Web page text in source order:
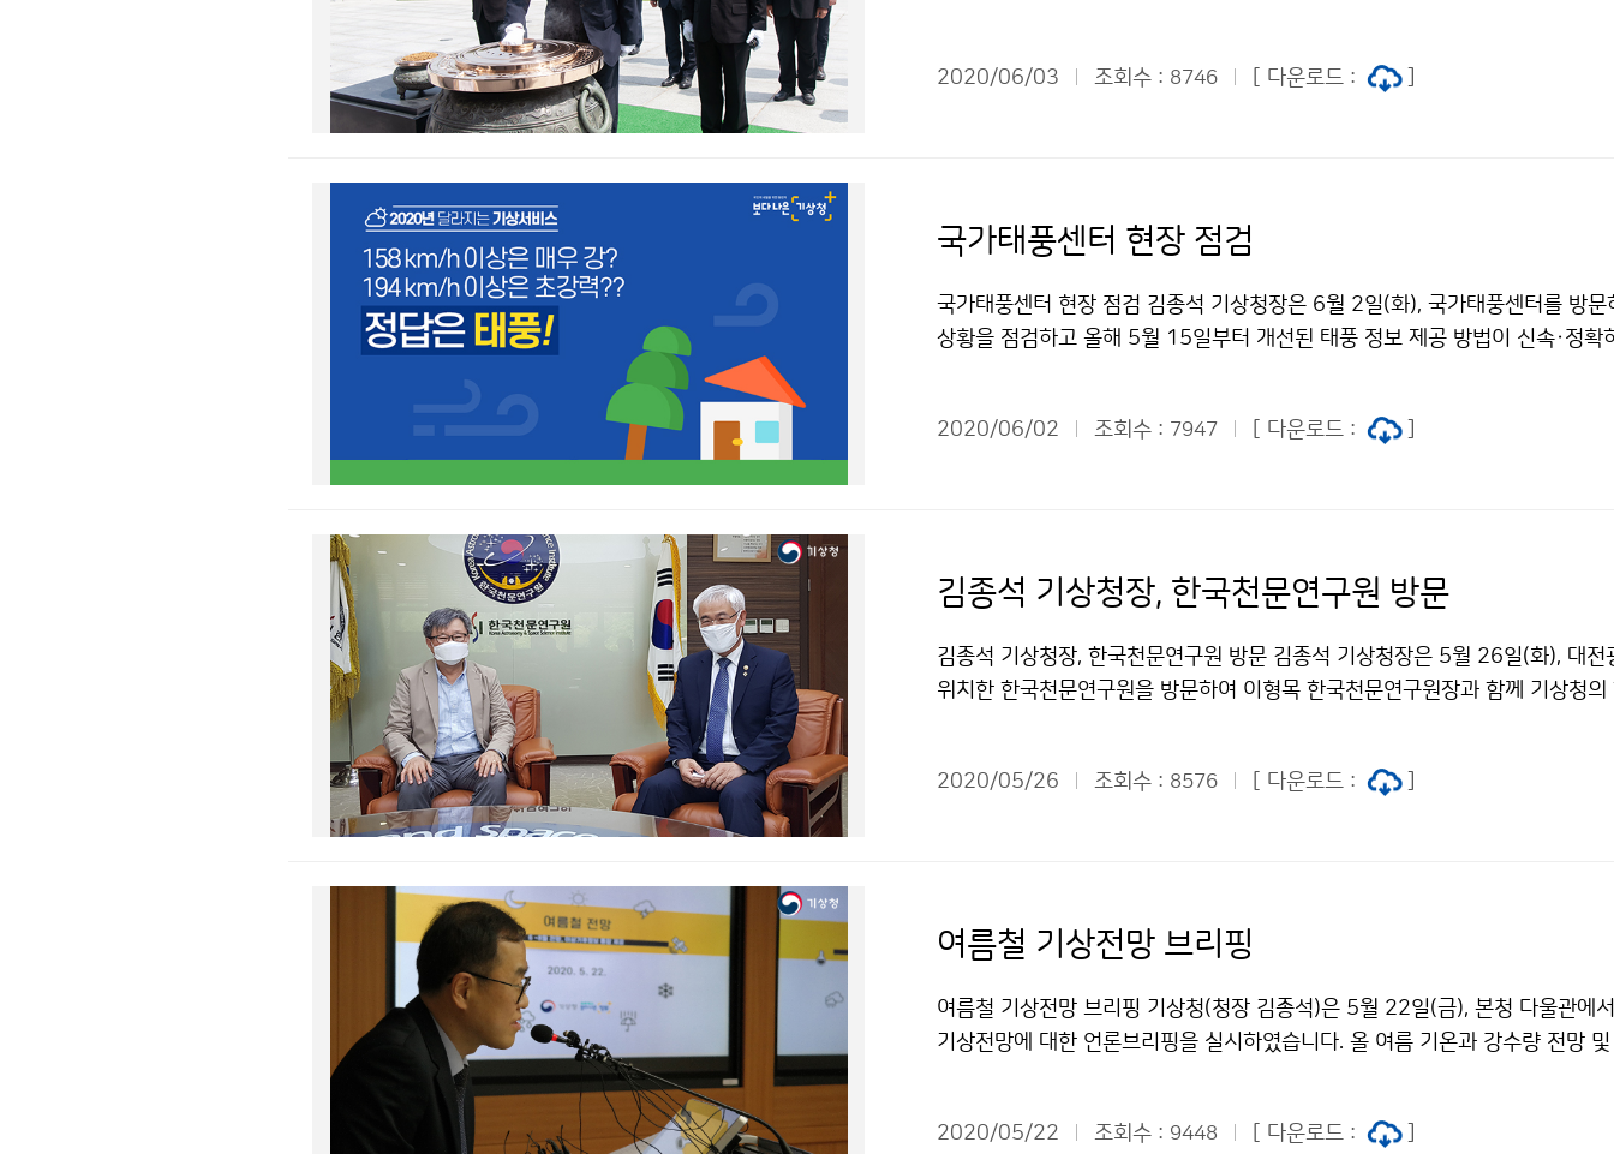
2020/06/03 조회수 : 8746 [ 다운로드 :
국가태풍센터 현장 점검
국가태풍센터 현장 점검 김종석 기상청장은 6월 2일(화), 국가태풍센터를 방문
상황을 점검하고 올해 5월 15일부터 개선된 태풍 정보 제공 방법이 신속·정확
2020/06/02 조회수 : 7947 [ 다운로드 :
김종석 기상청장, 한국천문연구원 방문
김종석 기상청장, 한국천문연구원 방문 김종석 기상청장은 5월 26일(화), 대전
위치한 한국천문연구원을 방문하여 이형목 한국천문연구원장과 함께 기상청의
2020/05/26
조회수 : 8576 [ 다운로드 :
여름철 기상전망 브리핑
여름철 기상전망 브리핑 기상청(청장 김종석)은 5월 22일(금), 본청 다울관에
기상전망에 대한 언론브리핑을 실시하였습니다. 올 여름 기온과 강수량 전망
2020/05/22
조회수 : 9448 [ 다운로드 :